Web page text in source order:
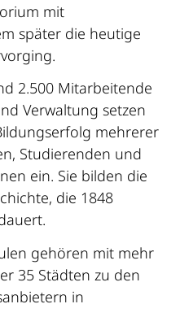
mit
später die heutige
2.500 Mitarbeitende
Verwaltung setzen
mehrerer
Studierenden und
ein. Sie bilden die
die 1848
gehören mit mehr
35 Städten zu den
in